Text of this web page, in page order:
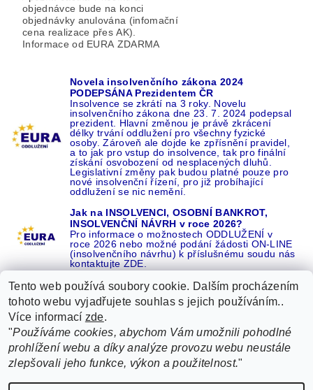
objednávce bude na konci
objednávky anulována (infomační
cena realizace přes AK).
Informace od EURA ZDARMA
Novela insolvenčního zákona 2024
PODEPSÁNA Prezidentem ČR
Insolvence se zkrátí na 3 roky. Novelu
insolvenčního zákona dne 23. 7. 2024 podepsal
prezident. Hlavní změnou je právě zkrácení
délky trvání oddlužení pro všechny fyzické
osoby. Zároveň ale dojde ke zpřísnění pravidel,
a to jak pro vstup do insolvence, tak pro finální
získání osvobození od nesplacených dluhů.
Legislativní změny pak budou platné pouze pro
nové insolvenční řízení, pro již probíhající
oddlužení se nic nemění.
Jak na INSOLVENCI, OSOBNÍ BANKROT,
INSOLVENČNÍ NÁVRH v roce 2026?
Pro informace o možnostech ODDLUŽENÍ v
roce 2026 nebo možné podání žádosti ON-LINE
(insolvenčního návrhu) k příslušnému soudu nás
kontaktujte ZDE.
Recenze o NÁS na GOOGLE 16 let REFERENCÍ v celé ČR |
Recenze o NÁS na SEZNAMU |
ŽÁDEJTE život BEZ DLUHŮ nebo EXEKUCÍ ZDE
Tento web používá soubory cookie. Dalším procházením
tohoto webu vyjadřujete souhlas s jejich používáním..
Více informací zde.
"Používáme cookies, abychom Vám umožnili pohodlné
prohlížení webu a díky analýze provozu webu neustále
zlepšovali jeho funkce, výkon a použitelnost."